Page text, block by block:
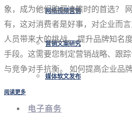
网络视频营销
营销文案研究
媒体软文发布
电子商务
象，成为他们购买决策时的首选？
有，这对消费者是好事，对企业而
人员带来大的挑战。 提升品牌知名
手段。这需要您制定营销战略、跟踪
与竞争对手抗衡。 如何提高企业品
阅读更多